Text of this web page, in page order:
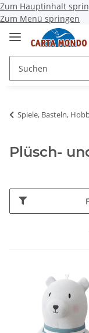
Zum Hauptinhalt
Zum Menü springen
Spiele, Basteln,
Plüsch-